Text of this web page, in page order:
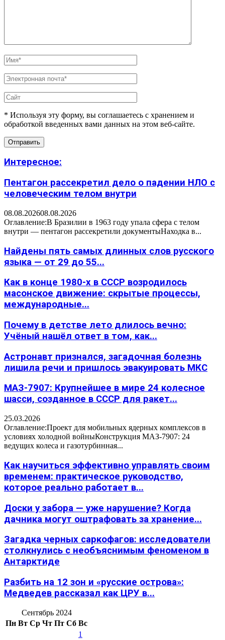
* Используя эту форму, вы соглашаетесь с хранением и
обработкой введенных вами данных на этом веб-сайте.
Интересное:
Пентагон рассекретил дело о падении НЛО с
человеческим телом внутри
08.08.202608.08.2026
Оглавление:В Бразилии в 1963 году упала сфера с телом
внутри — пентагон рассекретили документыНаходка в...
Найдены пять самых длинных слов русского
языка — от 29 до 55...
Как в конце 1980-х в СССР возродилось
масонское движение: скрытые процессы,
международные...
Почему в детстве лето длилось вечно:
Учёный нашёл ответ в том, как...
Астронавт признался, загадочная болезнь
лишила речи и пришлось эвакуировать МКС
МАЗ-7907: Крупнейшее в мире 24 колесное
шасси, созданное в СССР для ракет...
25.03.2026
Оглавление:Проект для мобильных ядерных комплексов в
условиях холодной войныКонструкция МАЗ-7907: 24
ведущих колеса и газотурбинная...
Как научиться эффективно управлять своим
временем: практическое руководство,
которое реально работает в...
Доски у забора — уже нарушение? Когда
дачника могут оштрафовать за хранение...
Загадка черных саркофагов: исследователи
столкнулись с необъяснимым феноменом в
Антарктиде
Разбить на 12 зон и «русские острова»:
Медведев рассказал как ЦРУ в...
Сентябрь 2024
Пн Вт Ср Чт Пт Сб Вс
1